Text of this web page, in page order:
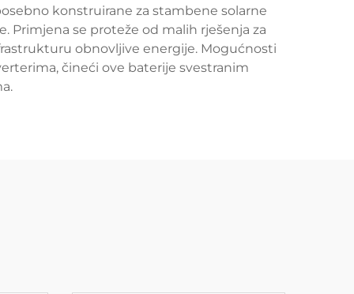
konstruirane za stambene solarne
Primjena se proteže od malih rješenja za
obnovljive energije. Mogućnosti
čineći ove baterije svestranim